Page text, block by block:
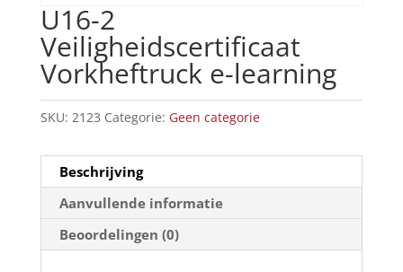
U16-2
Veiligheidscertificaat
Vorkheftruck e-learning
SKU: 2123 Categorie: Geen categorie
Beschrijving
Aanvullende informatie
Beoordelingen (0)